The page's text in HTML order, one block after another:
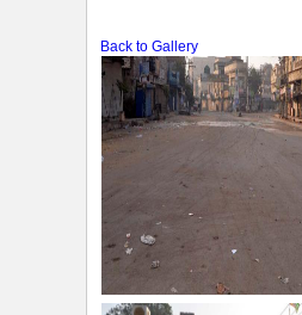
Back to Gallery